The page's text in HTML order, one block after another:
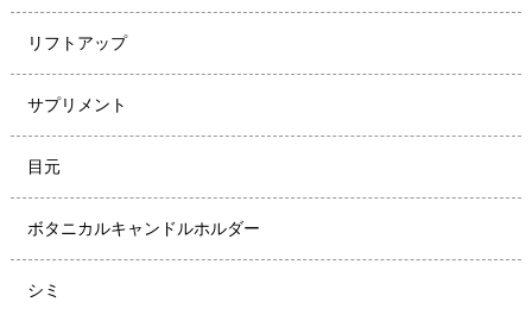
リフトアップ
サプリメント
目元
ボタニカルキャンドルホルダー
シミ